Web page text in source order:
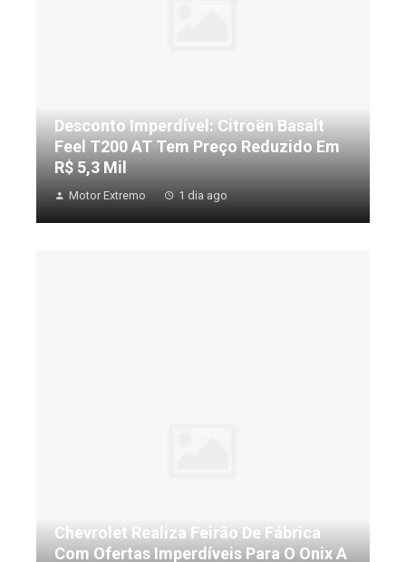
Desconto Imperdível: Citroën Basalt
Feel T200 AT Tem Preço Reduzido Em
R$ 5,3 Mil
Motor Extremo 1 dia ago
Chevrolet Realiza Feirão De Fábrica
Com Ofertas Imperdíveis Para O Onix A